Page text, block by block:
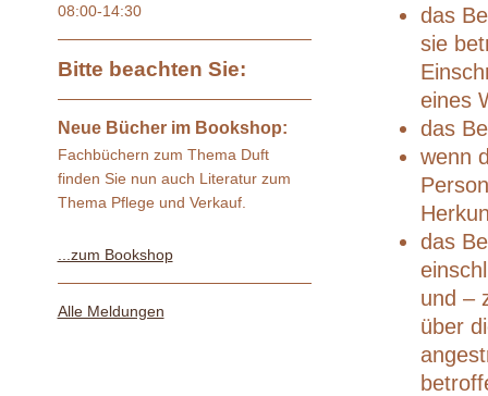
das
sie
eines
das
wenn
das
und –
über
08:00-14:30
Bitte beachten Sie:
Neue Bücher im Bookshop:
Fachbüchern zum Thema Duft
finden Sie nun auch Literatur zum
Thema Pflege und Verkauf.
...zum Bookshop
Alle Meldungen